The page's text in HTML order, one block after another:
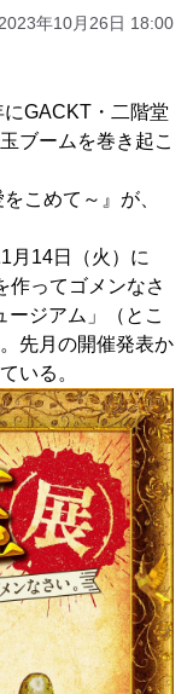
2023年10月26日 18:00
GACKT・二階堂
ブームを巻き起こ
こめて～』が、
月14日（火）に
作ってゴメンなさ
ージアム」（とこ
先月の開催発表か
いる。